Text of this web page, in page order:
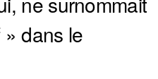
dans le